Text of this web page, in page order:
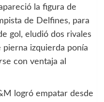
la figura de
de Delfines, para
gol, eludió dos rivales
izquierda ponía
con ventaja al
logró empatar desde